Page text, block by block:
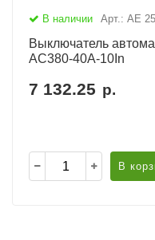
В наличии Арт.: АЕ
Выключатель
AC380-40А-10In
7 132.25 р.
В